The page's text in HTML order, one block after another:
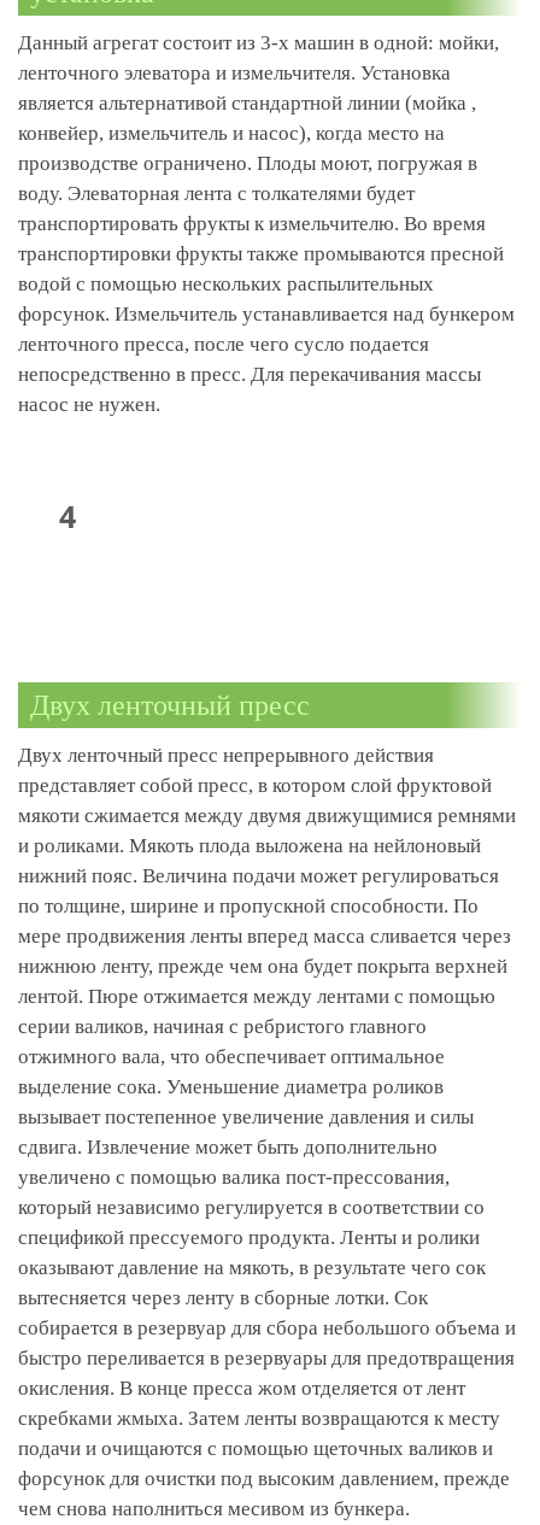
Данный агрегат состоит из 3-х машин в одной: мойки,
ленточного элеватора и измельчителя. Установка
является альтернативой стандартной линии (мойка ,
конвейер, измельчитель и насос), когда место на
производстве ограничено. Плоды моют, погружая в
воду. Элеваторная лента с толкателями будет
транспортировать фрукты к измельчителю. Во время
транспортировки фрукты также промываются пресной
водой с помощью нескольких распылительных
форсунок. Измельчитель устанавливается над бункером
ленточного пресса, после чего сусло подается
непосредственно в пресс. Для перекачивания массы
насос не нужен.
Двух ленточный пресс
Двух ленточный пресс непрерывного действия
представляет собой пресс, в котором слой фруктовой
мякоти сжимается между двумя движущимися ремнями
и роликами. Мякоть плода выложена на нейлоновый
нижний пояс. Величина подачи может регулироваться
по толщине, ширине и пропускной способности. По
мере продвижения ленты вперед масса сливается через
нижнюю ленту, прежде чем она будет покрыта верхней
лентой. Пюре отжимается между лентами с помощью
серии валиков, начиная с ребристого главного
отжимного вала, что обеспечивает оптимальное
выделение сока. Уменьшение диаметра роликов
вызывает постепенное увеличение давления и силы
сдвига. Извлечение может быть дополнительно
увеличено с помощью валика пост-прессования,
который независимо регулируется в соответствии со
спецификой прессуемого продукта. Ленты и ролики
оказывают давление на мякоть, в результате чего сок
вытесняется через ленту в сборные лотки. Сок
собирается в резервуар для сбора небольшого объема и
быстро переливается в резервуары для предотвращения
окисления. В конце пресса жом отделяется от лент
скребками жмыха. Затем ленты возвращаются к месту
подачи и очищаются с помощью щеточных валиков и
форсунок для очистки под высоким давлением, прежде
чем снова наполниться месивом из бункера.